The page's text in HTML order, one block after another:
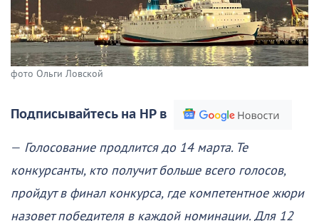
фото Ольги Ловской
Подписывайтесь на НР в
— Голосование продлится до 14 марта. Те
конкурсанты, кто получит больше всего голосов,
пройдут в финал конкурса, где компетентное жюри
назовет победителя в каждой номинации. Для 12